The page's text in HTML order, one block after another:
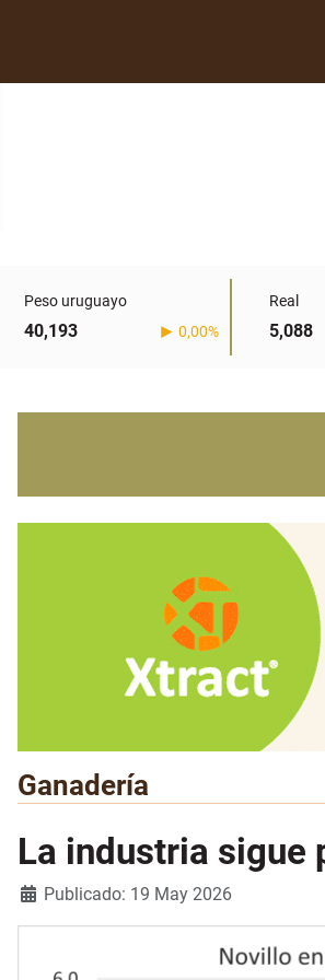
Peso uruguayo
40,193 0,00%
Real
5,088
Ganadería
La industria sigue
Detalles
Publicado: 19 May 2026